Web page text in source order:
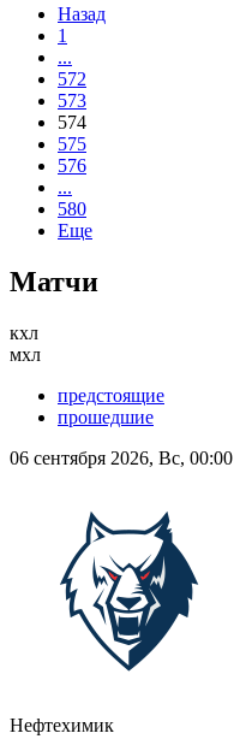
Назад
1
...
572
573
574
575
576
...
580
Еще
Матчи
кхл
мхл
предстоящие
прошедшие
06 сентября 2026, Вс, 00:00
Нефтехимик